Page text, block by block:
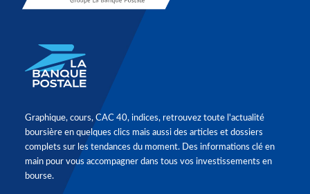
Graphique, cours, CAC 40, indices, retrouvez toute l'actualité
boursière en quelques clics mais aussi des articles et dossiers
complets sur les tendances du moment. Des informations clé en
main pour vous accompagner dans tous vos investissements en
bourse.